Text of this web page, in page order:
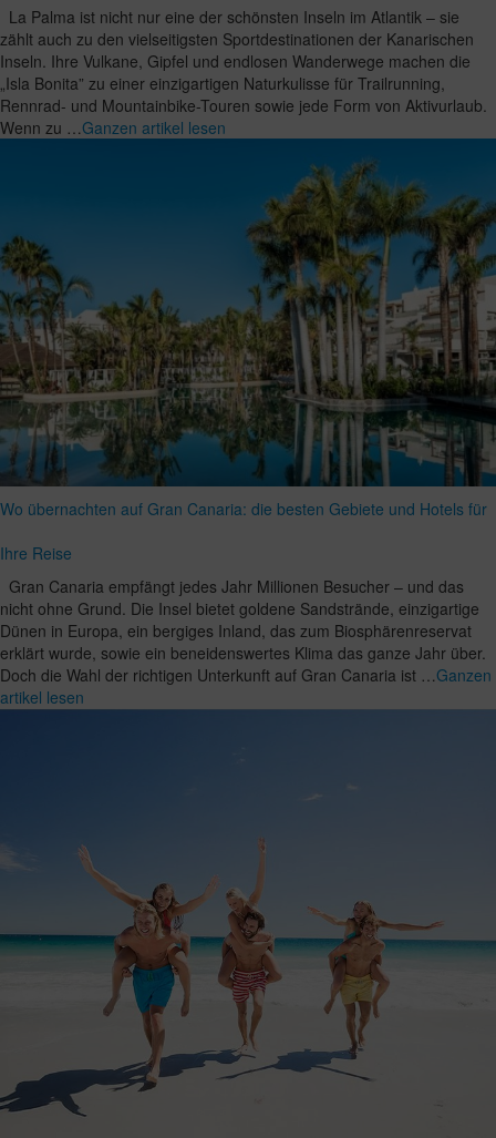
La Palma ist nicht nur eine der schönsten Inseln im Atlantik – sie
zählt auch zu den vielseitigsten Sportdestinationen der Kanarischen
Inseln. Ihre Vulkane, Gipfel und endlosen Wanderwege machen die
„Isla Bonita” zu einer einzigartigen Naturkulisse für Trailrunning,
Rennrad- und Mountainbike-Touren sowie jede Form von Aktivurlaub.
Wenn zu …Ganzen artikel lesen
Wo übernachten auf Gran Canaria: die besten Gebiete und Hotels für
Ihre Reise
Gran Canaria empfängt jedes Jahr Millionen Besucher – und das
nicht ohne Grund. Die Insel bietet goldene Sandstrände, einzigartige
Dünen in Europa, ein bergiges Inland, das zum Biosphärenreservat
erklärt wurde, sowie ein beneidenswertes Klima das ganze Jahr über.
Doch die Wahl der richtigen Unterkunft auf Gran Canaria ist …Ganzen
artikel lesen